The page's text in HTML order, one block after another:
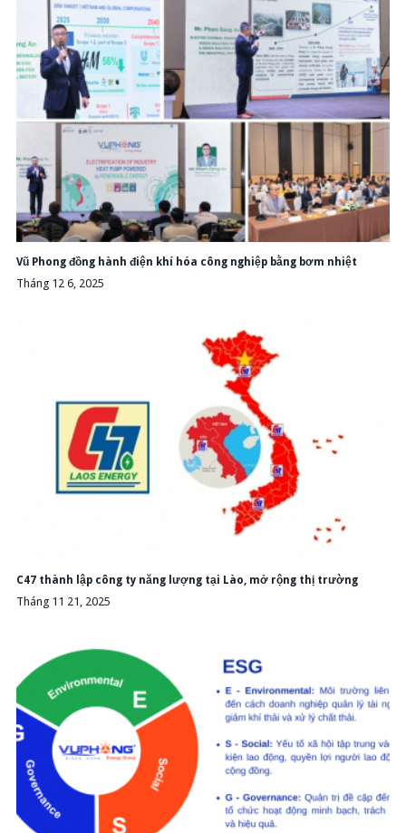
Vũ Phong đồng hành điện khí hóa công nghiệp bằng bơm nhiệt
Tháng 12 6, 2025
C47 thành lập công ty năng lượng tại Lào, mở rộng thị trường
Tháng 11 21, 2025